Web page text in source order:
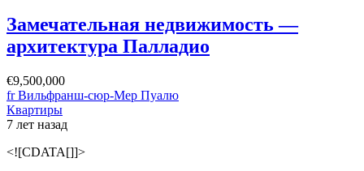
Замечательная недвижимость —
архитектура Палладио
€9,500,000
fr Вильфранш-сюр-Мер Пуалю
Квартиры
7 лет назад
<![CDATA[]]>